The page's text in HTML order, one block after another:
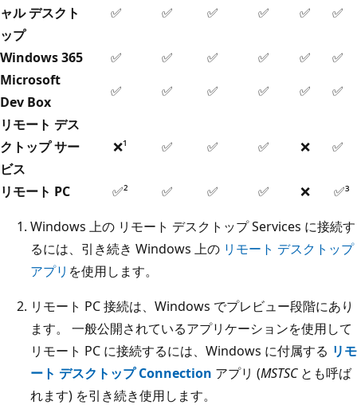
ャル デスクト
ップ
✅ ✅ ✅ ✅ ✅ ✅
Windows 365 ✅ ✅ ✅ ✅ ✅
✅
Microsoft
Dev Box
✅ ✅ ✅ ✅ ✅
✅
リモート デス
クトップ サー
ビス
❌¹ ✅ ✅ ✅ ❌ ✅
リモート PC ✅² ✅ ✅ ✅ ❌
✅³
Windows 上の リモート デスクトップ Services に接続す
るには、引き続き Windows 上の リモート デスクトップ
アプリ を使用します。
リモート PC 接続は、Windows でプレビュー段階にあり
ます。 一般公開されているアプリケーションを使用して
リモート PC に接続するには、Windows に付属する リモ
ート デスクトップ Connection アプリ (MSTSCとも呼ば
れます) を引き続き使用します。